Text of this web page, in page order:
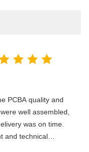
PCBA quality and
well assembled,
was on time.
and technical